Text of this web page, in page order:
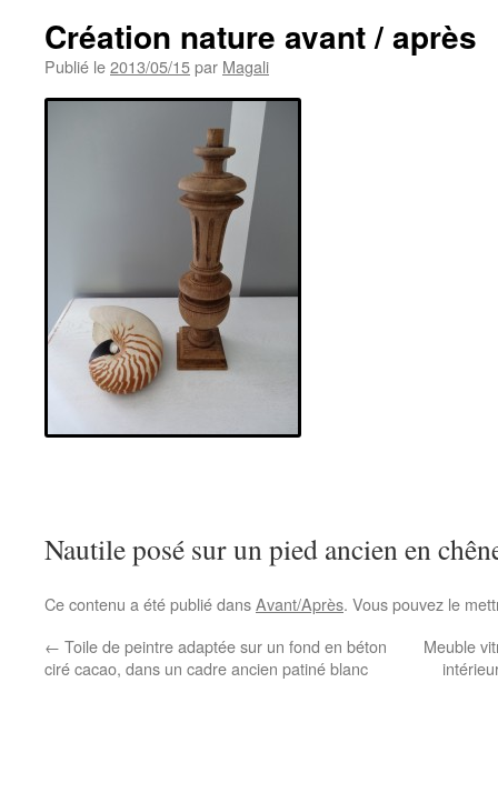
Création nature avant / après
Publié le2013/05/15par Magali
Nautile posé sur un pied ancien en
Ce contenu a été publié dansAvant/Après. Vous pouvez le
← Toile de peintre adaptée sur un fond en béton
ciré cacao, dans un cadre ancien patiné blanc
Meuble